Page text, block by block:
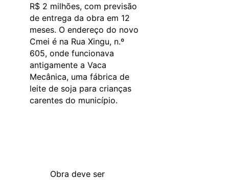
R$ 2 milhões, com previsão
de entrega da obra em 12
meses. O endereço do novo
Cmei é na Rua Xingu, n.º
605, onde funcionava
antigamente a Vaca
Mecânica, uma fábrica de
leite de soja para crianças
carentes do município.
Obra deve ser